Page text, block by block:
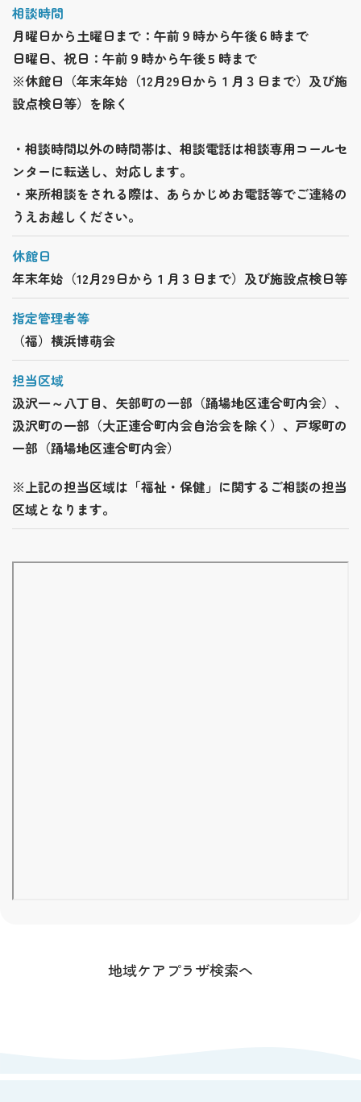
相談時間
月曜日から土曜日まで：午前９時から午後６時まで
日曜日、祝日：午前９時から午後５時まで
※休館日（年末年始（12月29日から１月３日まで）及び施
設点検日等）を除く
・相談時間以外の時間帯は、相談電話は相談専用コールセ
ンターに転送し、対応します。
・来所相談をされる際は、あらかじめお電話等でご連絡の
うえお越しください。
休館日
年末年始（12月29日から１月３日まで）及び施設点検日等
指定管理者等
（福）横浜博萌会
担当区域
汲沢一～八丁目、矢部町の一部（踊場地区連合町内会）、
汲沢町の一部（大正連合町内会自治会を除く）、戸塚町の
一部（踊場地区連合町内会）
※上記の担当区域は「福祉・保健」に関するご相談の担当
区域となります。
地域ケアプラザ検索へ